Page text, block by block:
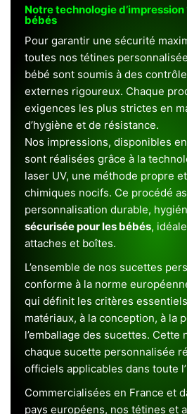
Notre technologie d’impression
bébés
Pour garantir une sécurité
toutes nos tétines
bébé sont soumis à des
externes rigoureux. Chaque
exigences les plus strictes en
d’hygiène et de résistance.
Nos impressions, disponibles
sont réalisées grâce à la
laser UV, une méthode propre
chimiques nocifs. Ce procédé
personnalisation durable,
sécurisée pour les bébés,
attaches et boîtes.
L’ensemble de nos sucettes
conforme à la norme
qui définit les critères
matériaux, à la conception, à la
l’emballage des sucettes. Cette
chaque sucette personnalisée
officiels applicables dans toute
Commercialisées en France et
pays européens, nos tétines et